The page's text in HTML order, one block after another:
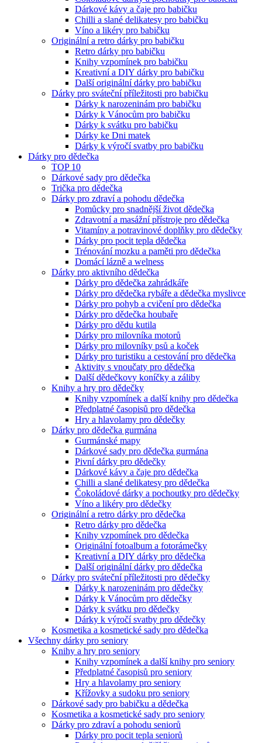
Dárkové kávy a čaje pro babičku
Chilli a slané delikatesy pro babičku
Víno a likéry pro babičku
Originální a retro dárky pro babičku
Retro dárky pro babičku
Knihy vzpomínek pro babičku
Kreativní a DIY dárky pro babičku
Další originální dárky pro babičku
Dárky pro sváteční příležitosti pro babičku
Dárky k narozeninám pro babičku
Dárky k Vánocům pro babičku
Dárky k svátku pro babičku
Dárky ke Dni matek
Dárky k výročí svatby pro babičku
Dárky pro dědečka
TOP 10
Dárkové sady pro dědečka
Trička pro dědečka
Dárky pro zdraví a pohodu dědečka
Pomůcky pro snadnější život dědečka
Zdravotní a masážní přístroje pro dědečka
Vitamíny a potravinové doplňky pro dědečky
Dárky pro pocit tepla dědečka
Trénování mozku a paměti pro dědečka
Domácí lázně a welness
Dárky pro aktivního dědečka
Dárky pro dědečka zahrádkáře
Dárky pro dědečka rybáře a dědečka myslivce
Dárky pro pohyb a cvičení pro dědečka
Dárky pro dědečka houbaře
Dárky pro dědu kutila
Dárky pro milovníka motorů
Dárky pro milovníky psů a koček
Dárky pro turistiku a cestování pro dědečka
Aktivity s vnoučaty pro dědečka
Další dědečkovy koníčky a záliby
Knihy a hry pro dědečky
Knihy vzpomínek a další knihy pro dědečka
Předplatné časopisů pro dědečka
Hry a hlavolamy pro dědečky
Dárky pro dědečka gurmána
Gurmánské mapy
Dárkové sady pro dědečka gurmána
Pivní dárky pro dědečky
Dárkové kávy a čaje pro dědečka
Chilli a slané delikatesy pro dědečka
Čokoládové dárky a pochoutky pro dědečky
Víno a likéry pro dědečky
Originální a retro dárky pro dědečka
Retro dárky pro dědečka
Knihy vzpomínek pro dědečka
Originální fotoalbum a fotorámečky
Kreativní a DIY dárky pro dědečka
Další originální dárky pro dědečka
Dárky pro sváteční příležitosti pro dědečky
Dárky k narozeninám pro dědečky
Dárky k Vánocům pro dědečky
Dárky k svátku pro dědečky
Dárky k výročí svatby pro dědečky
Kosmetika a kosmetické sady pro dědečka
Všechny dárky pro seniory
Knihy a hry pro seniory
Knihy vzpomínek a další knihy pro seniory
Předplatné časopisů pro seniory
Hry a hlavolamy pro seniory
Křížovky a sudoku pro seniory
Dárkové sady pro babičku a dědečka
Kosmetika a kosmetické sady pro seniory
Dárky pro zdraví a pohodu seniorů
Dárky pro pocit tepla seniorů